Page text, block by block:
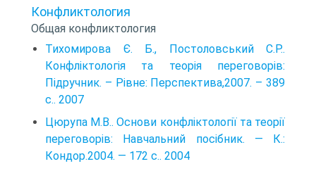
Конфликтология
Общая конфликтология
Тихомирова Є. Б., Постоловський С.Р..
Конфліктологія та теорія переговорів:
Підручник. – Рівне: Перспектива,2007. – 389
с.. 2007
Цюрупа М.В.. Основи конфліктології та теорії
переговорів: Навчальний посібник. — К.:
Кондор.2004. — 172 с.. 2004